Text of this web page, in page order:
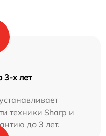
3-х лет
техники Sharp и
до 3 лет.